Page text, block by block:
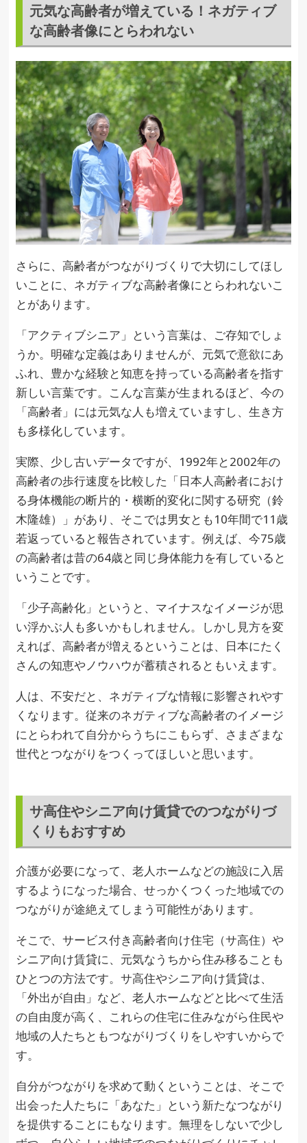
元気な高齢者が増えている！ネガティブ
な高齢者像にとらわれない
さらに、高齢者がつながりづくりで大切にしてほし
いことに、ネガティブな高齢者像にとらわれないこ
とがあります。
「アクティブシニア」という言葉は、ご存知でしょ
うか。明確な定義はありませんが、元気で意欲にあ
ふれ、豊かな経験と知恵を持っている高齢者を指す
新しい言葉です。こんな言葉が生まれるほど、今の
「高齢者」には元気な人も増えていますし、生き方
も多様化しています。
実際、少し古いデータですが、1992年と2002年の
高齢者の歩行速度を比較した「日本人高齢者におけ
る身体機能の断片的・横断的変化に関する研究（鈴
木隆雄）」があり、そこでは男女とも10年間で11歳
若返っていると報告されています。例えば、今75歳
の高齢者は昔の64歳と同じ身体能力を有していると
いうことです。
「少子高齢化」というと、マイナスなイメージが思
い浮かぶ人も多いかもしれません。しかし見方を変
えれば、高齢者が増えるということは、日本にたく
さんの知恵やノウハウが蓄積されるともいえます。
人は、不安だと、ネガティブな情報に影響されやす
くなります。従来のネガティブな高齢者のイメージ
にとらわれて自分からうちにこもらず、さまざまな
世代とつながりをつくってほしいと思います。
サ高住やシニア向け賃貸でのつながりづ
くりもおすすめ
介護が必要になって、老人ホームなどの施設に入居
するようになった場合、せっかくつくった地域での
つながりが途絶えてしまう可能性があります。
そこで、サービス付き高齢者向け住宅（サ高住）や
シニア向け賃貸に、元気なうちから住み移ることも
ひとつの方法です。サ高住やシニア向け賃貸は、
「外出が自由」など、老人ホームなどと比べて生活
の自由度が高く、これらの住宅に住みながら住民や
地域の人たちともつながりづくりをしやすいからで
す。
自分がつながりを求めて動くということは、そこで
出会った人たちに「あなた」という新たなつながり
を提供することにもなります。無理をしないで少し